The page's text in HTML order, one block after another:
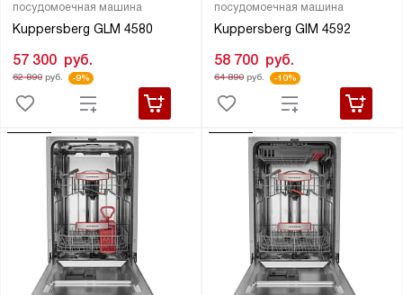
посудомоечная машина
Kuppersberg GLM 4580
57 300 руб.
62 890руб. -9%
посудомоечная машина
Kuppersberg GIM 4592
58 700 руб.
64 890руб. -10%